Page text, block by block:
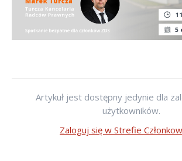
Artykuł jest dostępny jedynie dla
użytkowników.
Zaloguj się w Strefie